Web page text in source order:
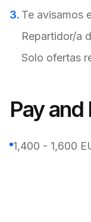
Te avisamos
Repartidor/a
Solo ofertas
Pay
1,400 - 1,600